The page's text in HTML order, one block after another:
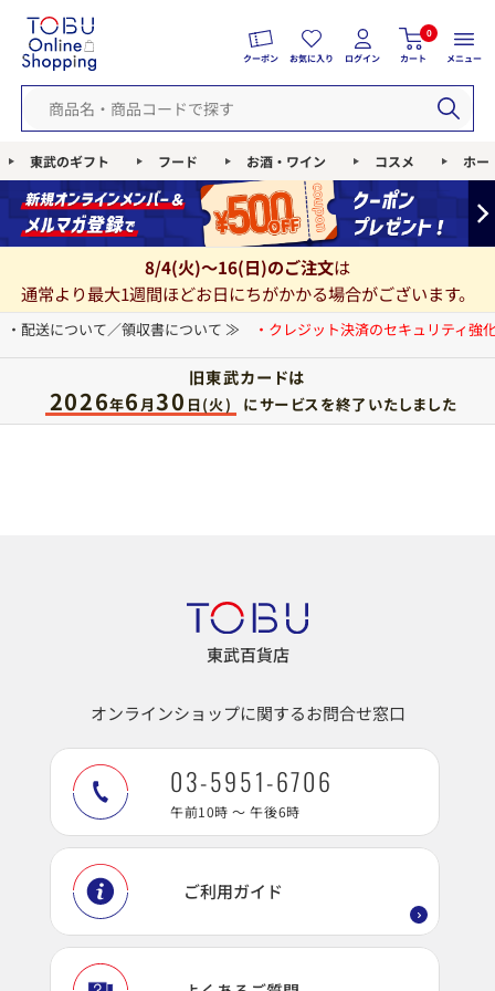
クーポン お気に入り ログイン
0
カート メニュー
東武のギフト フード お酒・ワイン コスメ ホー
8/4(火)～16(日)のご注文は
通常より最大1週間ほどお日にちがかかる場合がございます。
・配送について／領収書について ≫ ・クレジット決済のセキュリティ強
旧東武カードは
2026年6 月30 日(火) にサービスを終了いたしました
東武百貨店
オンラインショップに関するお問合せ窓口
03-5951-6706
午前10時 ～ 午後6時
ご利用ガイド